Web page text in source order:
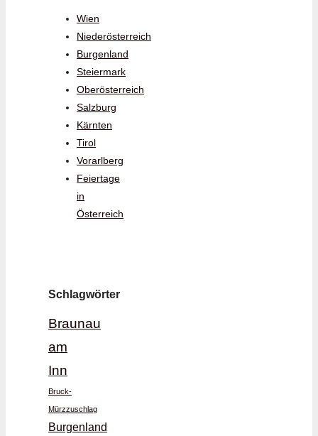
Wien
Niederösterreich
Burgenland
Steiermark
Oberösterreich
Salzburg
Kärnten
Tirol
Vorarlberg
Feiertage
in
Österreich
Schlagwörter
Braunau
am
Inn
Bruck-
Mürzzuschlag
Burgenland